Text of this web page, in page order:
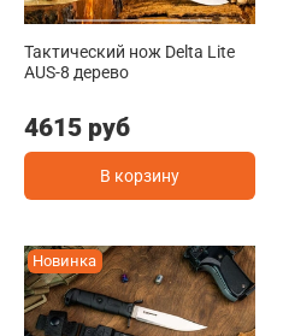
Тактический нож Delta Lite
AUS-8 дерево
4615 руб
В корзину
Новинка